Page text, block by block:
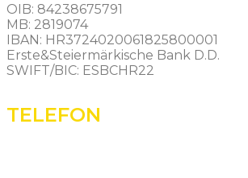
OIB: 84238675791
MB: 2819074
IBAN: HR3724020061825800001
Erste&Steiermärkische Bank D.D.
SWIFT/BIC: ESBCHR22
TELEFON